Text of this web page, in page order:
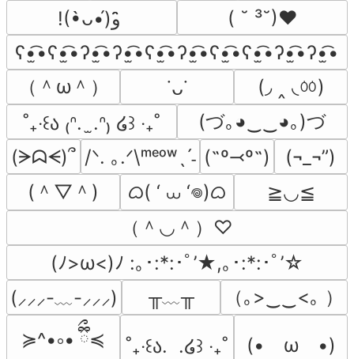
( ˘ ³˘)♥
ʕ•̫͡•ʕ•̫͡•ʔ•̫͡•ʔ•̫͡•ʕ•̫͡•ʔ•̫͡•ʕ•̫͡•ʕ•̫͡•ʔ•̫͡•ʔ•̫͡•
（＾ω＾）
˙ᴗ˙
(◞ ‸ ◟ㆀ)
˚₊‧꒰ა ₍ᐢ.  ̫.ᐢ₎ ໒꒱ ‧₊˚
(づ｡◕‿‿◕｡)づ
(ᗒᗣᗕ)՞ /ᐠ. ｡.ᐟ\ᵐᵉᵒʷˎˊ˗ (˶º⤙º˶)
(¬_¬”)
(＾▽＾)
ᜊ( ‘ ⩊ ‘𖦹)ᜊ
≧◡≦
（＾◡＾）♡
(ﾉ>ω<)ﾉ :｡･:*:･ﾟ’★,｡･:*:･ﾟ’☆
(⸝⸝⸝-﹏-⸝⸝⸝)
╥﹏╥
（｡>‿‿<｡ ）
≽^•༚• ྀིྀ≼
˚₊‧꒰ა.  .໒꒱ ‧₊˚ (•　ω　•)